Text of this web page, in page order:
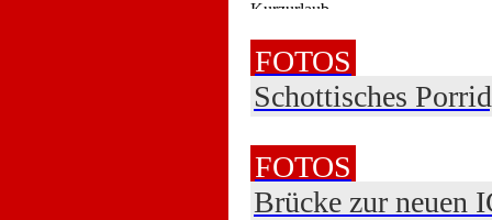
FOTOS
Schottisches
FOTOS
Brücke zur neuen